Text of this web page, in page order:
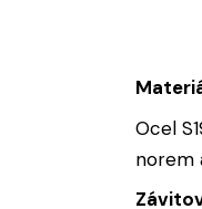
Ocel
norem